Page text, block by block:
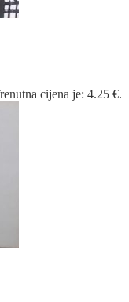
cijena je: 4.25 €.